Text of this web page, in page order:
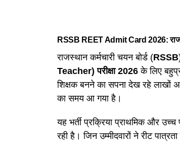
RSSB REET Admit Card 2026:
राजस्थान कर्मचारी चयन बोर्ड (RSSB
Teacher) परीक्षा 2026 के लिए
शिक्षक बनने का सपना देख रहे लाखों
का समय आ गया है।
यह भर्ती प्रक्रिया प्राथमिक और उच्च
रही है। जिन उम्मीदवारों ने रीट